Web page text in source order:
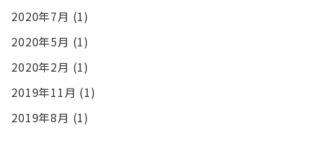
2020年7月 (1)
2020年5月 (1)
2020年2月 (1)
2019年11月 (1)
2019年8月 (1)